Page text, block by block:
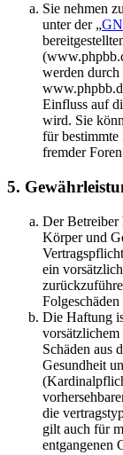
Sie nehmen
unter der „
werden durch
Einfluss auf
wird. Sie
für bestimmte
fremder
5.
Der Betreiber
Körper und
ein
Die Haftung
vorsätzlichem
Schäden aus
Gesundheit
die
gilt auch für
entgangenen